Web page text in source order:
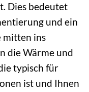
Dies bedeutet
und ein
mitten ins
die Wärme und
typisch für
ist und Ihnen